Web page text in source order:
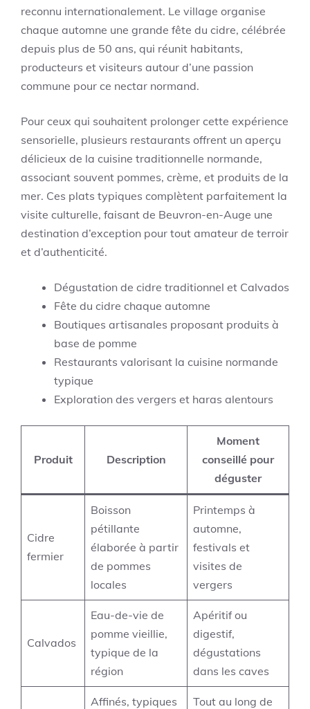
reconnu internationalement. Le village organise
chaque automne une grande fête du cidre, célébrée
depuis plus de 50 ans, qui réunit habitants,
producteurs et visiteurs autour d’une passion
commune pour ce nectar normand.
Pour ceux qui souhaitent prolonger cette expérience
sensorielle, plusieurs restaurants offrent un aperçu
délicieux de la cuisine traditionnelle normande,
associant souvent pommes, crème, et produits de la
mer. Ces plats typiques complètent parfaitement la
visite culturelle, faisant de Beuvron-en-Auge une
destination d’exception pour tout amateur de terroir
et d’authenticité.
Dégustation de cidre traditionnel et Calvados
Fête du cidre chaque automne
Boutiques artisanales proposant produits à
base de pomme
Restaurants valorisant la cuisine normande
typique
Exploration des vergers et haras alentours
Produit Description
Moment
conseillé pour
déguster
Cidre
fermier
Boisson
pétillante
élaborée à partir
de pommes
locales
Printemps à
automne,
festivals et
visites de
vergers
Calvados
Eau-de-vie de
pomme vieillie,
typique de la
région
Apéritif ou
digestif,
dégustations
dans les caves
Affinés, typiques
Tout au long de